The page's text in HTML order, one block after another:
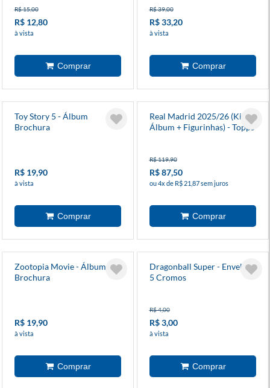
R$ 15,00
R$ 12,80
à vista
R$ 39,00
R$ 33,20
à vista
Toy Story 5 - Álbum
Brochura
R$ 19,90
à vista
Real Madrid 2025/26 (Kit
Álbum + Figurinhas) - Topps
R$ 119,90
R$ 87,50
ou 4x de R$ 21,87 sem juros
Zootopia Movie - Álbum
Brochura
R$ 19,90
à vista
Dragonball Super - Envelope
5 Cromos
R$ 4,00
R$ 3,00
à vista